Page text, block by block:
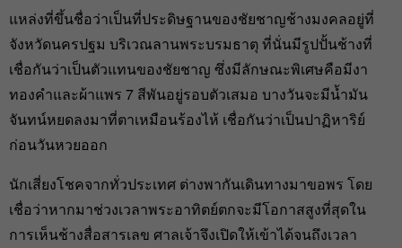
แหล่งที่ขึ้นชื่อว่าเป็นที่ประดิษฐานของชัยชาญช้างมงคลอยู่ที่
จังหวัดนครปฐม บริเวณลานพระบรมธาตุ ที่นั่นมีรูปปั้นช้างที่
เชื่อกันว่าเป็นตัวแทนของชัยชาญ ซึ่งมีลักษณะพิเศษคือมีงา
ทองคำและผ้าแพร 7 สีพันอยู่รอบตัวเสมอ บางวันจะมีน้ำมัน
จันทน์หยดลงมาที่ตาเหมือนร้องไห้ เชื่อกันว่าเป็นปาฏิหาริย์
ก่อนวันหวยออก
นักเสี่ยงโชคจากทั่วประเทศ ต่างพากันเดินทางมาขอพร โดย
เชื่อว่าหากมาช่วงเวลาพระอาทิตย์ตกจะมีโอกาสสูงที่สุดใน
การเห็นช้างสื่อสารเลข ศาลเจ้าจึงเปิดให้เข้าได้จนถึงเวลา